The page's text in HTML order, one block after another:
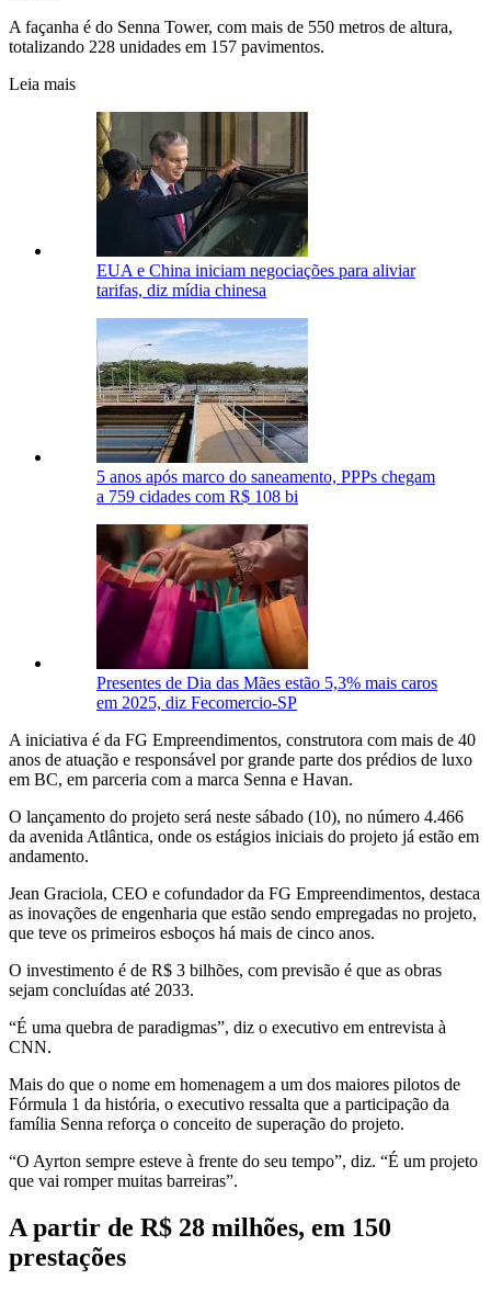
A façanha é do Senna Tower, com mais de 550 metros de altura,
totalizando 228 unidades em 157 pavimentos.
Leia mais
EUA e China iniciam negociações para aliviar
tarifas, diz mídia chinesa
5 anos após marco do saneamento, PPPs chegam
a 759 cidades com R$ 108 bi
Presentes de Dia das Mães estão 5,3% mais caros
em 2025, diz Fecomercio-SP
A iniciativa é da FG Empreendimentos, construtora com mais de 40
anos de atuação e responsável por grande parte dos prédios de luxo
em BC, em parceria com a marca Senna e Havan.
O lançamento do projeto será neste sábado (10), no número 4.466
da avenida Atlântica, onde os estágios iniciais do projeto já estão em
andamento.
Jean Graciola, CEO e cofundador da FG Empreendimentos, destaca
as inovações de engenharia que estão sendo empregadas no projeto,
que teve os primeiros esboços há mais de cinco anos.
O investimento é de R$ 3 bilhões, com previsão é que as obras
sejam concluídas até 2033.
“É uma quebra de paradigmas”, diz o executivo em entrevista à
CNN.
Mais do que o nome em homenagem a um dos maiores pilotos de
Fórmula 1 da história, o executivo ressalta que a participação da
família Senna reforça o conceito de superação do projeto.
“O Ayrton sempre esteve à frente do seu tempo”, diz. “É um projeto
que vai romper muitas barreiras”.
A partir de R$ 28 milhões, em 150
prestações